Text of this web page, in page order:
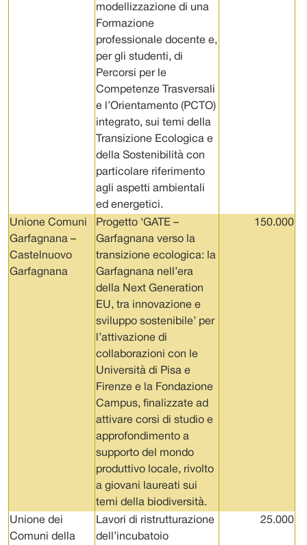
modellizzazione di una
Formazione
professionale docente e,
per gli studenti, di
Percorsi per le
Competenze Trasversali
e l’Orientamento (PCTO)
integrato, sui temi della
Transizione Ecologica e
della Sostenibilità con
particolare riferimento
agli aspetti ambientali
ed energetici.
Unione Comuni
Garfagnana –
Castelnuovo
Garfagnana
Progetto ‘GATE –
Garfagnana verso la
transizione ecologica: la
Garfagnana nell’era
della Next Generation
EU, tra innovazione e
sviluppo sostenibile’ per
l’attivazione di
collaborazioni con le
Università di Pisa e
Firenze e la Fondazione
Campus, finalizzate ad
attivare corsi di studio e
approfondimento a
supporto del mondo
produttivo locale, rivolto
a giovani laureati sui
temi della biodiversità.
150.000
Unione dei
Comuni della
Lavori di ristrutturazione
dell’incubatoio
25.000